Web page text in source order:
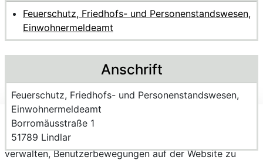
Feuerschutz, Friedhofs- und Personenstandswesen,
Einwohnermeldeamt
Anschrift
Name der Einrichtung:
Feuerschutz, Friedhofs- und Personenstandswesen,
Einwohnermeldeamt
Strasse und Hausnummer
Borromäusstraße 1
PLZ und Ort
51789 Lindlar
Wir verwenden Cookies, um personalisierte Inhalte
bereitzustellen, Trends zu analysieren, die Website zu
verwalten, Benutzerbewegungen auf der Website zu